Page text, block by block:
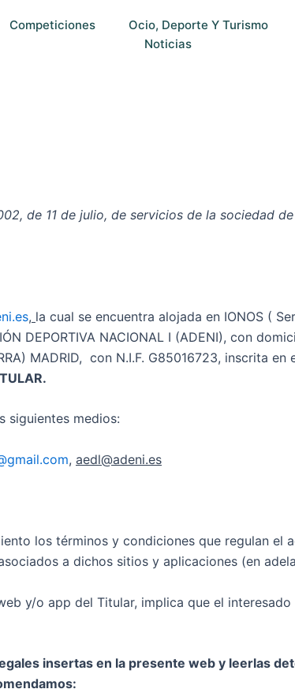
Competiciones Ocio, Deporte Y Turismo
Noticias
de 11 de julio, de servicios de la sociedad
, la cual se encuentra alojada en IONOS (
DEPORTIVA NACIONAL I (ADENI), con
MADRID, con N.I.F. G85016723, inscrita
siguientes medios:
, aedl@adeni.es
los términos y condiciones que regulan
a dichos sitios y aplicaciones (en
y/o app del Titular, implica que el
insertas en la presente web y leerlas